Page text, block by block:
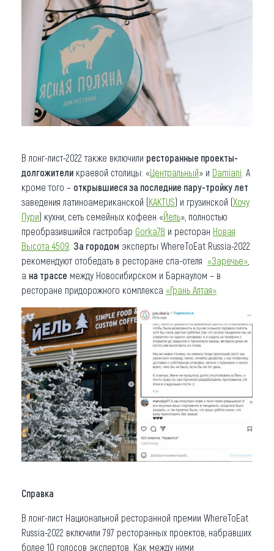
В лонг-лист-2022 также включили ресторанные проекты-
долгожители краевой столицы: «Центральный» и Damiani . А
кроме того – открывшиеся за последние пару-тройку лет
заведения латиноамериканской (KAKTUS) и грузинской (Хочу
Пури) кухни, сеть семейных кофеен «Йель», полностью
преобразившийся гастробар Gorka78 и ресторан Новая
Высота 4509 За городом эксперты WhereToEat Russia-2022
рекомендуют отобедать в ресторане спа-отеля «Заречье»
а на трассе между Новосибирском и Барнаулом – в
ресторане придорожного комплекса «Грань Алтая»
Справка
В лонг-лист Национальной ресторанной премии WhereToEat
Russia-2022 включили 797 ресторанных проектов, набравших
более 10 голосов экспертов. Как между ними